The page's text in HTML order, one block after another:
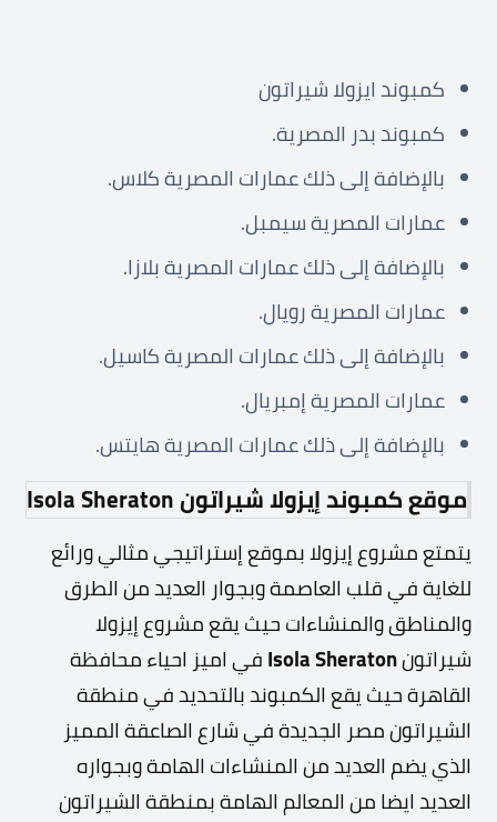
كمبوند ايزولا شيراتون
كمبوند بدر المصرية.
بالإضافة إلى ذلك عمارات المصرية كلاس.
عمارات المصرية سيمبل.
بالإضافة إلى ذلك عمارات المصرية بلازا.
عمارات المصرية رويال.
بالإضافة إلى ذلك عمارات المصرية كاسيل.
عمارات المصرية إمبريال.
بالإضافة إلى ذلك عمارات المصرية هايتس.
موقع كمبوند إيزولا شيراتونIsola Sheraton
يتمتع مشروع إيزولا بموقع إستراتيجي مثالي ورائع
للغاية في قلب العاصمة وبجوار العديد من الطرق
والمناطق والمنشاءات حيث يقع مشروع إيزولا
شيراتونIsola Sheratonفي اميز احياء محافظة
القاهرةحيث يقع الكمبوند بالتحديد في منطقة
الشيراتون مصر الجديدة في شارع الصاعقة المميز
الذي يضم العديد من المنشاءات الهامة وبجواره
العديد ايضا من المعالم الهامة بمنطقة الشيراتون